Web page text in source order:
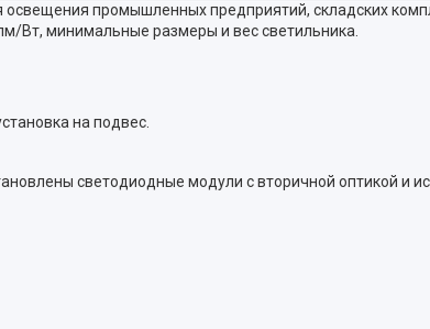
промышленных предприятий, складских
Вт, минимальные размеры и вес светильника.
на подвес.
светодиодные модули с вторичной оптикой и